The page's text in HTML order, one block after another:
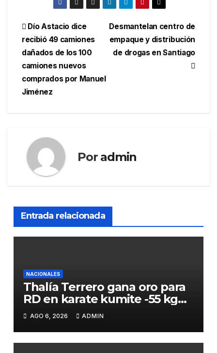
Navegación
de
entradas
Desmantelan centro de
empaque y distribución
de drogas en Santiago
Dío Astacio dice
recibió 49 camiones
dañados de los 100
camiones nuevos
comprados por Manuel
Jiménez
Por admin
Entrada relacionada
NACIONALES
Thalía Terrero gana oro para
RD en karate kumite -55 kg
en Santo Domingo 2026
AGO 6, 2026 ADMIN